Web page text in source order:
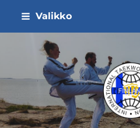
Siirry
sisältöön
Valikko